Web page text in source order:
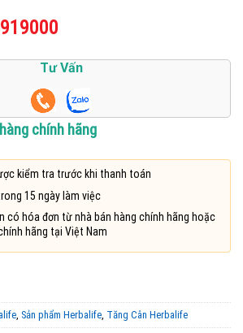
Tư Vấn
chính hãng
kiểm tra trước khi thanh toán
15 ngày làm việc
có hóa đơn từ nhà bán hàng chính hãng hoặc
hãng tại Việt Nam
, Sản phẩm Herbalife, Tăng Cân Herbalife